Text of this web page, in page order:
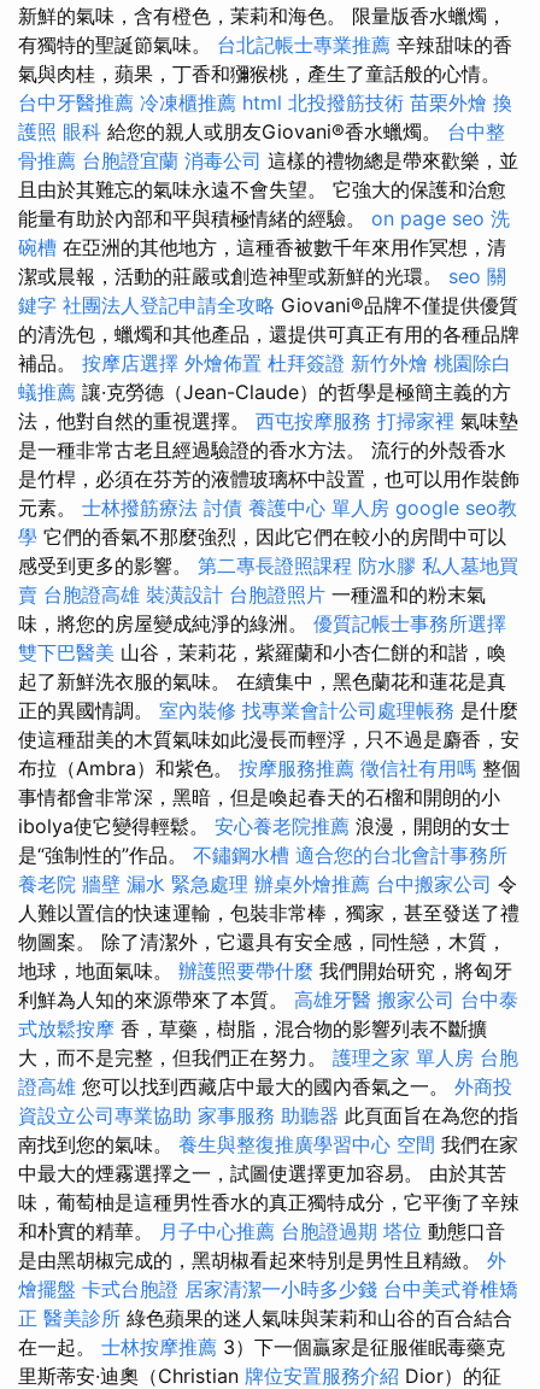
新鮮的氣味，含有橙色，茉莉和海色。 限量版香水蠟燭，
有獨特的聖誕節氣味。 台北記帳士專業推薦 辛辣甜味的香
氣與肉桂，蘋果，丁香和獼猴桃，產生了童話般的心情。
台中牙醫推薦 冷凍櫃推薦 html 北投撥筋技術 苗栗外燴 換
護照 眼科 給您的親人或朋友Giovani®香水蠟燭。 台中整
骨推薦 台胞證宜蘭 消毒公司 這樣的禮物總是帶來歡樂，並
且由於其難忘的氣味永遠不會失望。 它強大的保護和治愈
能量有助於內部和平與積極情緒的經驗。 on page seo 洗
碗槽 在亞洲的其他地方，這種香被數千年來用作冥想，清
潔或晨報，活動的莊嚴或創造神聖或新鮮的光環。 seo 關
鍵字 社團法人登記申請全攻略 Giovani®品牌不僅提供優質
的清洗包，蠟燭和其他產品，還提供可真正有用的各種品牌
補品。 按摩店選擇 外燴佈置 杜拜簽證 新竹外燴 桃園除白
蟻推薦 讓·克勞德（Jean-Claude）的哲學是極簡主義的方
法，他對自然的重視選擇。 西屯按摩服務 打掃家裡 氣味墊
是一種非常古老且經過驗證的香水方法。 流行的外殼香水
是竹桿，必須在芬芳的液體玻璃杯中設置，也可以用作裝飾
元素。 士林撥筋療法 討債 養護中心 單人房 google seo教
學 它們的香氣不那麼強烈，因此它們在較小的房間中可以
感受到更多的影響。 第二專長證照課程 防水膠 私人墓地買
賣 台胞證高雄 裝潢設計 台胞證照片 一種溫和的粉末氣
味，將您的房屋變成純淨的綠洲。 優質記帳士事務所選擇
雙下巴醫美 山谷，茉莉花，紫羅蘭和小杏仁餅的和諧，喚
起了新鮮洗衣服的氣味。 在續集中，黑色蘭花和蓮花是真
正的異國情調。 室內裝修 找專業會計公司處理帳務 是什麼
使這種甜美的木質氣味如此漫長而輕浮，只不過是麝香，安
布拉（Ambra）和紫色。 按摩服務推薦 徵信社有用嗎 整個
事情都會非常深，黑暗，但是喚起春天的石榴和開朗的小
ibolya使它變得輕鬆。 安心養老院推薦 浪漫，開朗的女士
是“強制性的”作品。 不鏽鋼水槽 適合您的台北會計事務所
養老院 牆壁 漏水 緊急處理 辦桌外燴推薦 台中搬家公司 令
人難以置信的快速運輸，包裝非常棒，獨家，甚至發送了禮
物圖案。 除了清潔外，它還具有安全感，同性戀，木質，
地球，地面氣味。 辦護照要帶什麼 我們開始研究，將匈牙
利鮮為人知的來源帶來了本質。 高雄牙醫 搬家公司 台中泰
式放鬆按摩 香，草藥，樹脂，混合物的影響列表不斷擴
大，而不是完整，但我們正在努力。 護理之家 單人房 台胞
證高雄 您可以找到西藏店中最大的國內香氣之一。 外商投
資設立公司專業協助 家事服務 助聽器 此頁面旨在為您的指
南找到您的氣味。 養生與整復推廣學習中心 空間 我們在家
中最大的煙霧選擇之一，試圖使選擇更加容易。 由於其苦
味，葡萄柚是這種男性香水的真正獨特成分，它平衡了辛辣
和朴實的精華。 月子中心推薦 台胞證過期 塔位 動態口音
是由黑胡椒完成的，黑胡椒看起來特別是男性且精緻。 外
燴擺盤 卡式台胞證 居家清潔一小時多少錢 台中美式脊椎矯
正 醫美診所 綠色蘋果的迷人氣味與茉莉和山谷的百合結合
在一起。 士林按摩推薦 3）下一個贏家是征服催眠毒藥克
里斯蒂安·迪奧（Christian 牌位安置服務介紹 Dior）的征